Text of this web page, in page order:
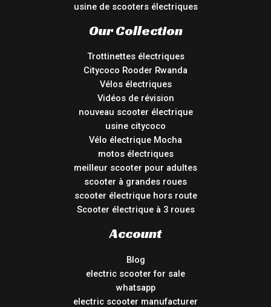
usine de scooters électriques
Our Collection
Trottinettes électriques
Citycoco Rooder Rwanda
Vélos électriques
Vidéos de révision
nouveau scooter électrique
usine citycoco
Vélo électrique Mocha
motos électriques
meilleur scooter pour adultes
scooter à grandes roues
scooter électrique hors route
Scooter électrique à 3 roues
Account
Blog
electric scooter for sale
whatsapp
electric scooter manufacturer